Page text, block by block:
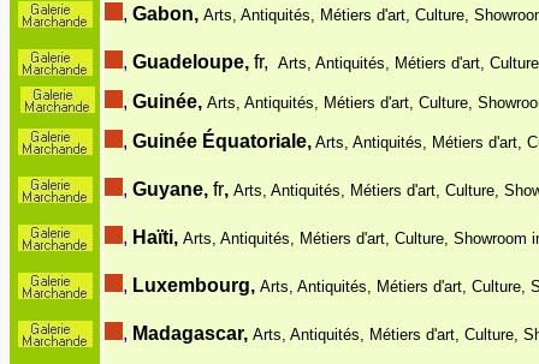
, Gabon, Arts, Antiquités, Métiers d'art, Culture,
, Guadeloupe, fr, Arts, Antiquités, Métiers d'art,
, Guinée, Arts, Antiquités, Métiers d'art, Culture,
, Guinée Équatoriale, Arts, Antiquités, Métiers d'art,
, Guyane, fr, Arts, Antiquités, Métiers d'art, Culture,
, Haïti, Arts, Antiquités, Métiers d'art, Culture, Showroom
, Luxembourg, Arts, Antiquités, Métiers d'art, Culture,
, Madagascar, Arts, Antiquités, Métiers d'art, Culture,